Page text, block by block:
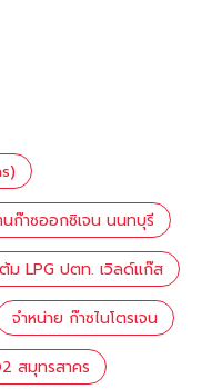
นก๊าซออกซิเจน นนทบุรี
ม LPG ปตท. เวิลด์แก๊ส
จำหน่าย ก๊าซไนโตรเจน
สมุทรสาคร